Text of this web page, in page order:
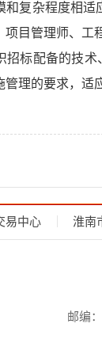
和复杂程度相
项目管理师、工
招标配备的技
管理的要求，适
易中心 淮南
邮编